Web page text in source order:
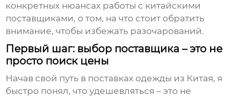
конкретных нюансах работы с китайскими
поставщиками, о том, на что стоит обратить
внимание, чтобы избежать разочарований.
Первый шаг: выбор поставщика – это не
просто поиск цены
Начав свой путь в поставках одежды из Китая, я
быстро понял, что удешевляться – это не